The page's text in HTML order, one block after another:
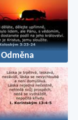
Odměna